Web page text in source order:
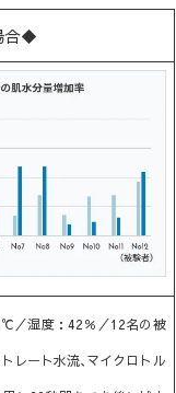
合◆
／湿度：42％／12名の被
レート水流､マイクロトル